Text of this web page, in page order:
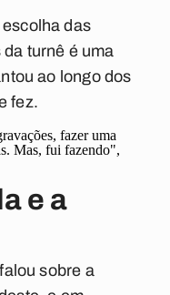
das
turnê é uma
ao longo dos
fez.
fazer uma
Mas, fui fazendo",
e a
sobre a